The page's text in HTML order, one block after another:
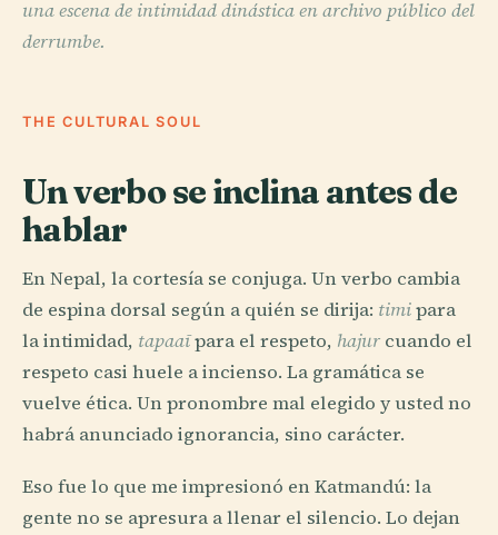
una escena de intimidad dinástica en archivo público del
derrumbe.
THE CULTURAL SOUL
Un verbo se inclina antes de
hablar
En Nepal, la cortesía se conjuga. Un verbo cambia
de espina dorsal según a quién se dirija: timipara
la intimidad, tapaaīpara el respeto, hajur cuando el
respeto casi huele a incienso. La gramática se
vuelve ética. Un pronombre mal elegido y usted no
habrá anunciado ignorancia, sino carácter.
Eso fue lo que me impresionó en Katmandú: la
gente no se apresura a llenar el silencio. Lo dejan